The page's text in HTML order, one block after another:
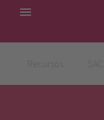
MINHAS APLICACÕES